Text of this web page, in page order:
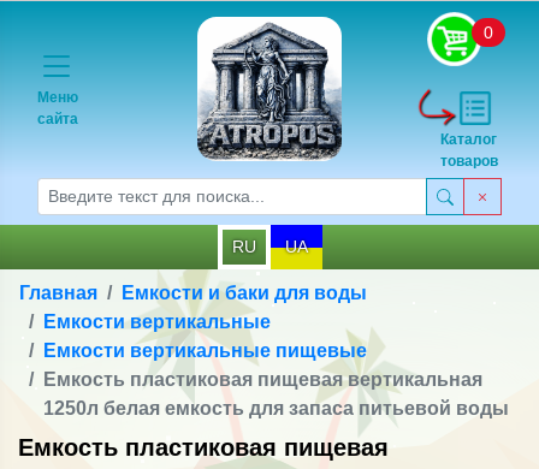
Меню
сайта
0
Каталог
товаров
RU UA
Главная
Емкости и баки для воды
Емкости вертикальные
Емкости вертикальные пищевые
Емкость пластиковая пищевая вертикальная
1250л белая емкость для запаса питьевой воды
Емкость пластиковая пищевая